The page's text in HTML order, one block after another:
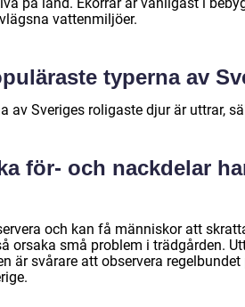
vattenmiljöer.
typerna av
av Sveriges roligaste djur är uttrar,
för- och nackdelar
och kan få människor att
orsaka små problem i trädgården.
är svårare att observera